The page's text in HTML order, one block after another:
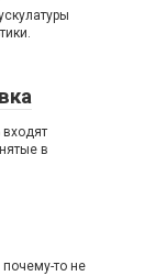
в
то не